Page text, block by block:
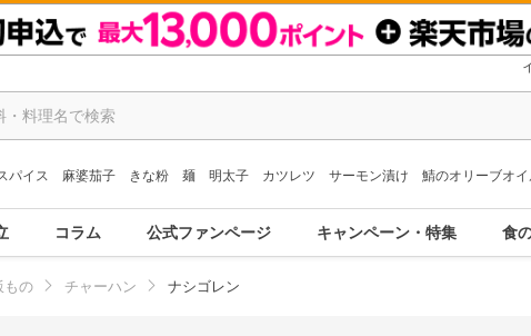
パイス 麻婆茄子 きな粉 麺 明太子 カツレツ サーモン漬け 鯖のオリーブオイ
コラム 公式ファンページ キャンペーン・特集 食
もの チャーハン ナシゴレン